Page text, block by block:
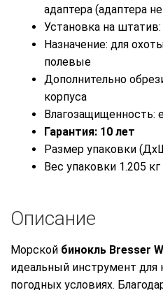
адаптера (адаптера
Установка на штатив:
Назначение: для
полевые
Дополнительно
корпуса
Влагозащищенность:
Гарантия: 10 лет
Размер упаковки
Вес упаковки 1.205 кг
Описание
Морской бинокль Bresser
идеальный инструмент
погодных условиях.